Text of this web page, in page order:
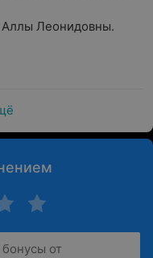
Аллы Леонидовны.